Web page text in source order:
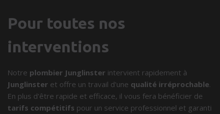
Pour toutes nos
interventions
Notre plombier Junglinster intervient rapidement à
Junglinster et offre un travail d'une qualité irréprochable.
En plus d'être rapide et efficace, il vous fera bénéficier de
tarifs compétitifs pour un service professionnel et garanti